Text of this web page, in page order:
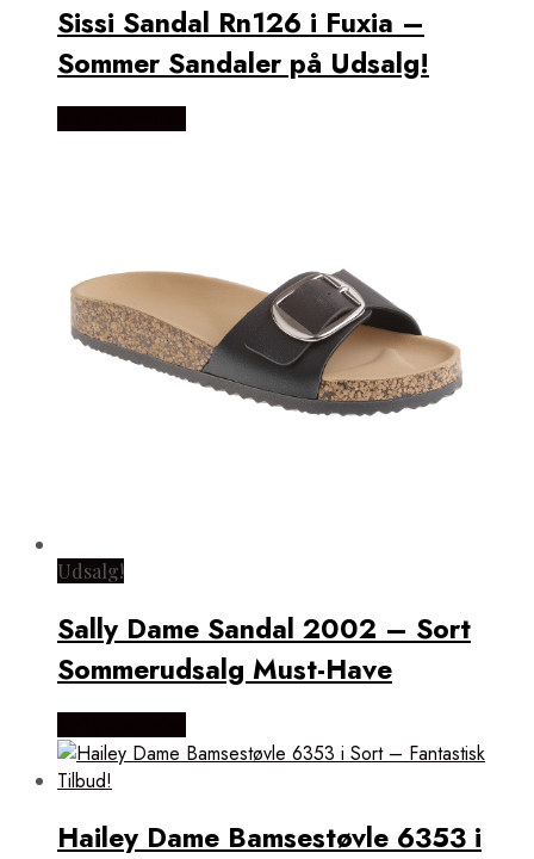
Sissi Sandal Rn126 i Fuxia –
Sommer Sandaler på Udsalg!
Udsalg!
Sally Dame Sandal 2002 – Sort
Sommerudsalg Must-Have
Hailey Dame Bamsestøvle 6353 i